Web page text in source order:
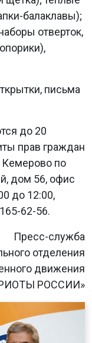
балаклавы);
отверток,
письма
до 20
прав граждан
Кемерово по
дом 56, офис
до 12:00,
62-56.
Пресс-служба
отделения
движения
РОССИИ»